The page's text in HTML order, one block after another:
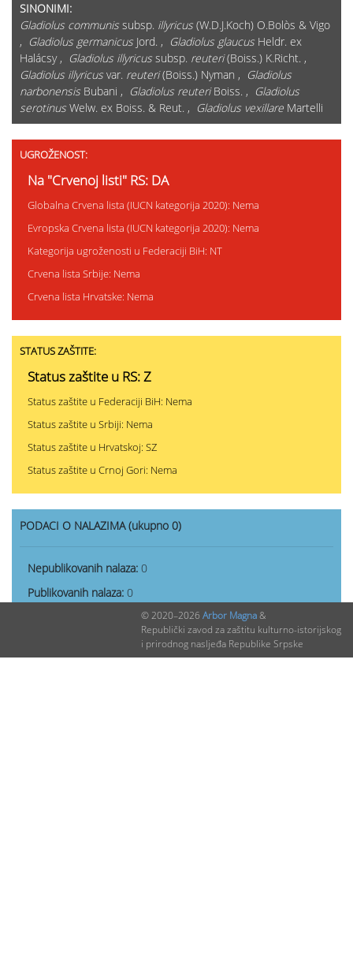
SINONIMI:
Gladiolus communis subsp. illyricus (W.D.J.Koch) O.Bolòs & Vigo
, Gladiolus germanicus Jord. , Gladiolus glaucus Heldr. ex
Halácsy , Gladiolus illyricus subsp. reuteri(Boiss.) K.Richt. ,
Gladiolus illyricus var. reuteri(Boiss.) Nyman , Gladiolus
narbonensis Bubani , Gladiolus reuteriBoiss. , Gladiolus
serotinus Welw. ex Boiss. & Reut. , Gladiolus vexillare Martelli
UGROŽENOST:
Na "Crvenoj listi" RS: DA
Globalna Crvena lista (IUCN kategorija 2020): Nema
Evropska Crvena lista (IUCN kategorija 2020): Nema
Kategorija ugroženosti u Federaciji BiH: NT
Crvena lista Srbije: Nema
Crvena lista Hrvatske: Nema
STATUS ZAŠTITE:
Status zaštite u RS: Z
Status zaštite u Federaciji BiH: Nema
Status zaštite u Srbiji: Nema
Status zaštite u Hrvatskoj: SZ
Status zaštite u Crnoj Gori: Nema
PODACI O NALAZIMA (ukupno 0)
Nepublikovanih nalaza: 0
Publikovanih nalaza: 0
© 2020–2026 Arbor Magna&
Republički zavod za zaštitu kulturno-istorijskog
i prirodnog nasljeđa Republike Srpske